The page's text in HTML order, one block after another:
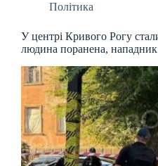
Політика
У центрі Кривого Рогу
людина поранена,